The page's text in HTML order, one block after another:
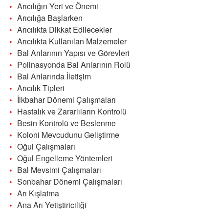
Arıcılığın Yeri ve Önemi
Arıcılığa Başlarken
Arıcılıkta Dikkat Edilecekler
Arıcılıkta Kullanılan Malzemeler
Bal Arılarının Yapısı ve Görevleri
Polinasyonda Bal Arılarının Rolü
Bal Arılarında İletişim
Arıcılık Tipleri
İlkbahar Dönemi Çalışmaları
Hastalık ve Zararlıların Kontrolü
Besin Kontrolü ve Beslenme
Koloni Mevcudunu Geliştirme
Oğul Çalışmaları
Oğul Engelleme Yöntemleri
Bal Mevsimi Çalışmaları
Sonbahar Dönemi Çalışmaları
Arı Kışlatma
Ana Arı Yetiştiriciliği